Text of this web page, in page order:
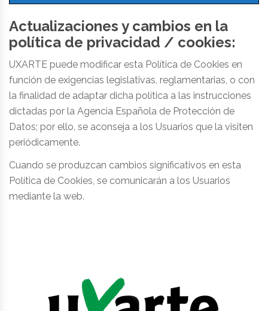
Actualizaciones y cambios en la
política de privacidad / cookies:
UXARTE puede modificar esta Política de Cookies en
función de exigencias legislativas, reglamentarias, o con
la finalidad de adaptar dicha política a las instrucciones
dictadas por la Agencia Española de Protección de
Datos; por ello, se aconseja a los Usuarios que la visiten
periódicamente.
Cuando se produzcan cambios significativos en esta
Política de Cookies, se comunicarán a los Usuarios
mediante la web.